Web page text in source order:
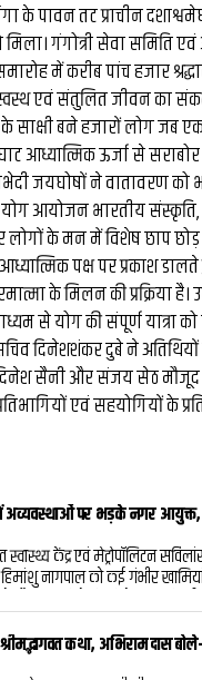
के पावन तट प्राचीन
गंगोत्री सेवा समिति
में करीब पांच हजार
एवं संतुलित जीवन का
साक्षी बने हजारों लोग जब
आध्यात्मिक ऊर्जा से सराबोर
जयघोषों ने वातावरण को
आयोजन भारतीय
के मन में विशेष छाप
पक्ष पर प्रकाश
के मिलन की प्रक्रिया
से योग की संपूर्ण यात्रा
दिनेशशंकर दुबे ने
दिनेश सैनी और संजय सेठ
एवं सहयोगियों के
में अव्यवस्थाओं पर भड़के नगर
केंद्र एवं मेट्रोपॉलिटन
नागपाल को कई गंभीर
को फटकार लगाते हुए तत्काल
निरीक्षण में नगर आयुक्त ने पाया कि
में बुनियादी सुविधाएं अधूरी हैं।
कथा, अभिराम दास
मिस्टर बीस्ट से
फिर
कैसे हैरी
के बड़े फूड